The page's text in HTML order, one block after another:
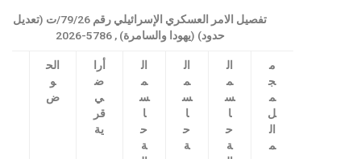
تفصيل الامر العسكري الإسرائيلي رقم 79/26/ت (تعديل
حدود) (يهودا والسامرة) , 5786-2026
م
ج
م
ل
ال
م
ال
م
س
ا
ح
ة
ال
م
س
ا
ح
ة
ال
م
س
ا
ح
ة
أرا
ض
ي
قر
ية
الح
و
ض